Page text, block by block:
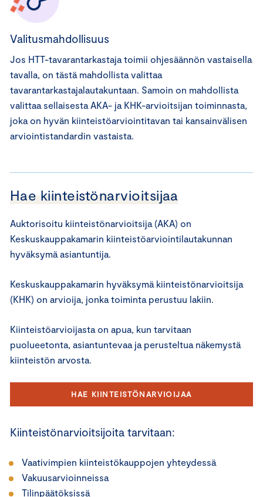
Valitusmahdollisuus
Jos HTT-tavarantarkastaja toimii ohjesäännön vastaisella
tavalla, on tästä mahdollista valittaa
tavarantarkastajalautakuntaan. Samoin on mahdollista
valittaa sellaisesta AKA- ja KHK-arvioitsijan toiminnasta,
joka on hyvän kiinteistöarviointitavan tai kansainvälisen
arviointistandardin vastaista.
Hae kiinteistönarvioitsijaa
Auktorisoitu kiinteistönarvioitsija (AKA) on
Keskuskauppakamarin kiinteistöarviointilautakunnan
hyväksymä asiantuntija.
Keskuskauppakamarin hyväksymä kiinteistönarvioitsija
(KHK) on arvioija, jonka toiminta perustuu lakiin.
Kiinteistöarvioijasta on apua, kun tarvitaan
puolueetonta, asiantuntevaa ja perusteltua näkemystä
kiinteistön arvosta.
HAE KIINTEISTÖNARVIOIJAA
Kiinteistönarvioitsijoita tarvitaan:
Vaativimpien kiinteistökauppojen yhteydessä
Vakuusarvioinneissa
Tilinpäätöksissä